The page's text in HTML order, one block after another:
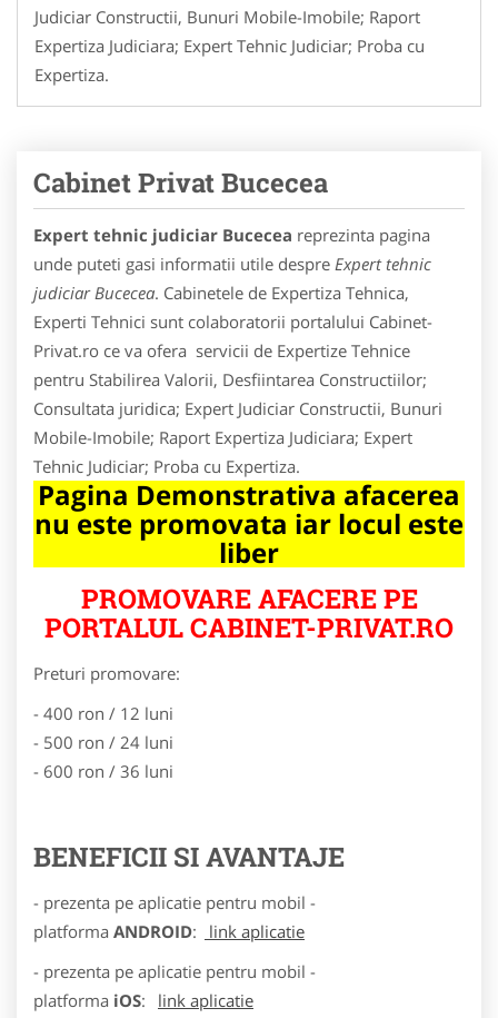
Judiciar Constructii, Bunuri Mobile-Imobile; Raport
Expertiza Judiciara; Expert Tehnic Judiciar; Proba cu
Expertiza.
Cabinet Privat Bucecea
Expert tehnic judiciar Bucecea reprezinta pagina
unde puteti gasi informatii utile despre Expert tehnic
judiciar Bucecea. Cabinetele de Expertiza Tehnica,
Experti Tehnici sunt colaboratorii portalului Cabinet-
Privat.ro ce va ofera servicii de Expertize Tehnice
pentru Stabilirea Valorii, Desfiintarea Constructiilor;
Consultata juridica; Expert Judiciar Constructii, Bunuri
Mobile-Imobile; Raport Expertiza Judiciara; Expert
Tehnic Judiciar; Proba cu Expertiza.
Pagina Demonstrativa afacerea
nu este promovata iar locul este
liber
PROMOVARE AFACERE PE
PORTALUL CABINET-PRIVAT.RO
Preturi promovare:
- 400 ron / 12 luni
- 500 ron / 24 luni
- 600 ron / 36 luni
BENEFICII SI AVANTAJE
- prezenta pe aplicatie pentru mobil -
platforma ANDROID:
link aplicatie
- prezenta pe aplicatie pentru mobil -
platforma iOS:
link aplicatie